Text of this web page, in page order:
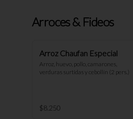
Arroces & Fideos
Arroz Chaufan Especial
Arroz, huevo, pollo, camarones,
verduras surtidas y cebollín (2 pers.)
$8.250